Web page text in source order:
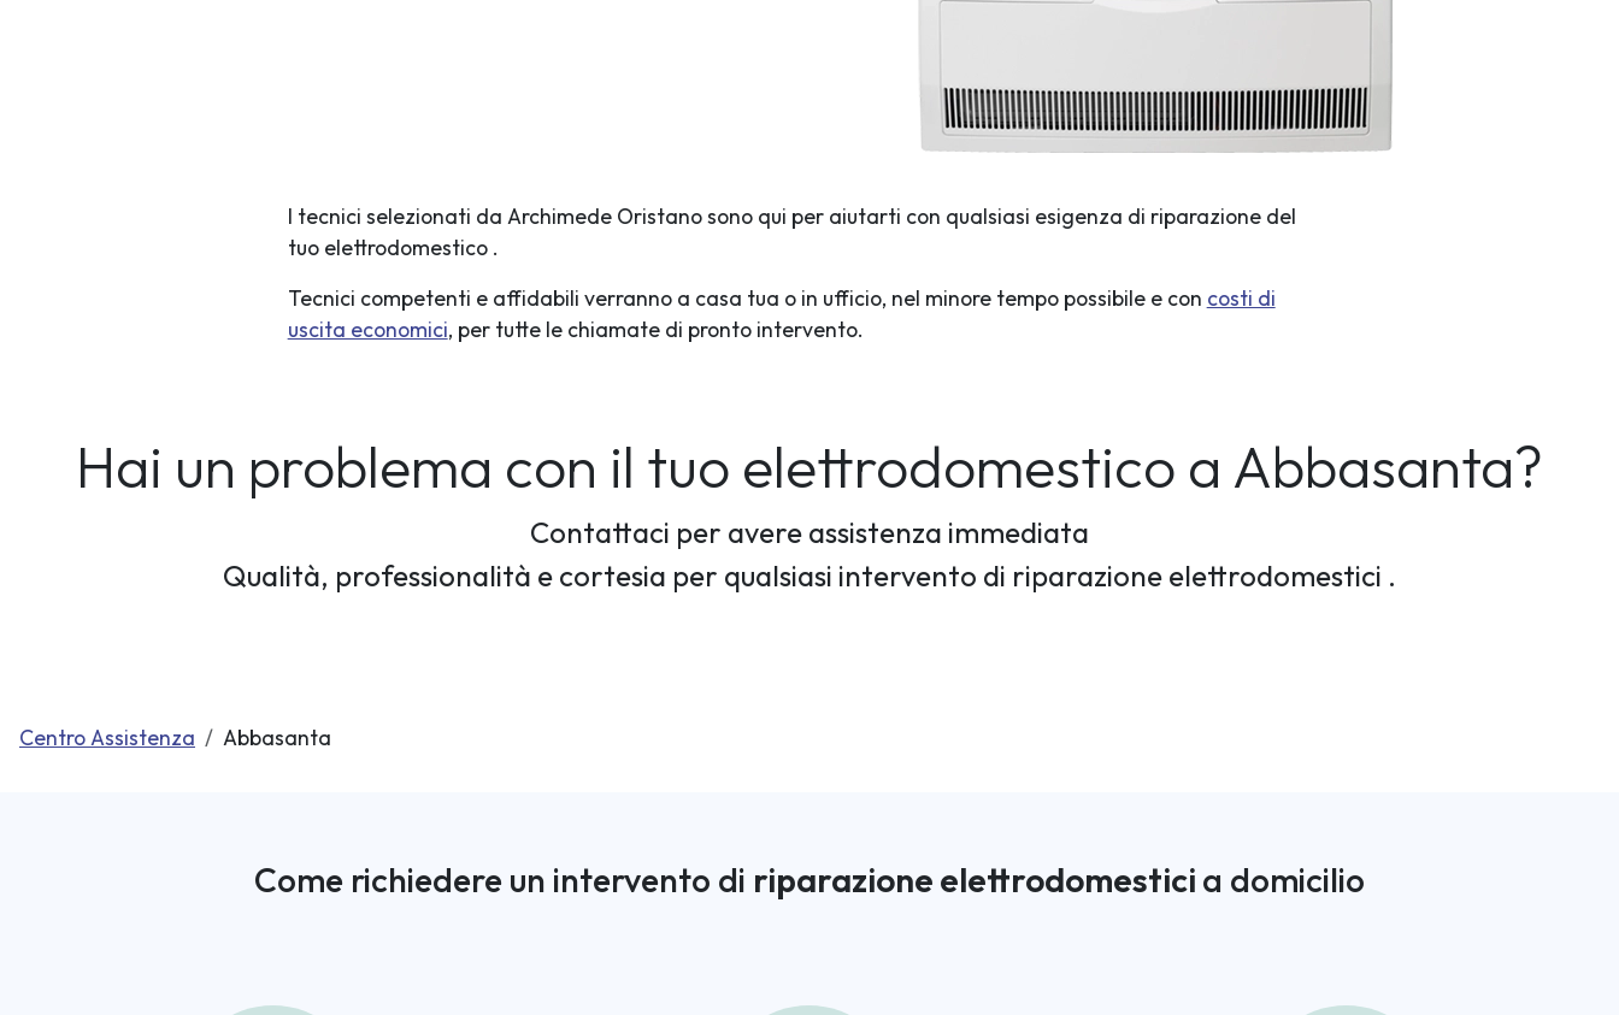
I tecnici selezionati da Archimede Oristano sono qui per aiutarti con qualsiasi esigenza di riparazione del
tuo elettrodomestico .
Tecnici competenti e affidabili verranno a casa tua o in ufficio, nel minore tempo possibile e con costi di
uscita economici, per tutte le chiamate di pronto intervento.
Hai un problema con il tuo elettrodomestico a Abbasanta?
Contattaci per avere assistenza immediata
Qualità, professionalità e cortesia per qualsiasi intervento di riparazione elettrodomestici .
Centro Assistenza Abbasanta
Come richiedere un intervento di riparazione elettrodomestici a domicilio